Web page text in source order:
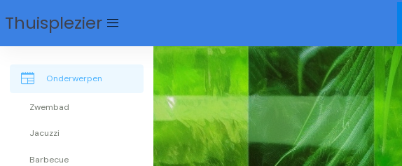
Thuisplezier menu
newspaper Onderwerpen
Zwembad
Jacuzzi
Barbecue